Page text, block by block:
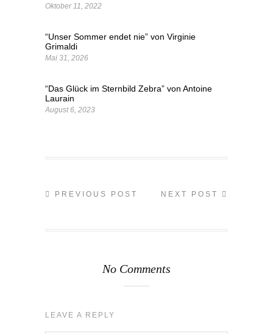
Oktober 11, 2022
“Unser Sommer endet nie” von Virginie
Grimaldi
Mai 31, 2026
“Das Glück im Sternbild Zebra” von Antoine
Laurain
August 6, 2023
PREVIOUS POST NEXT POST
No Comments
LEAVE A REPLY